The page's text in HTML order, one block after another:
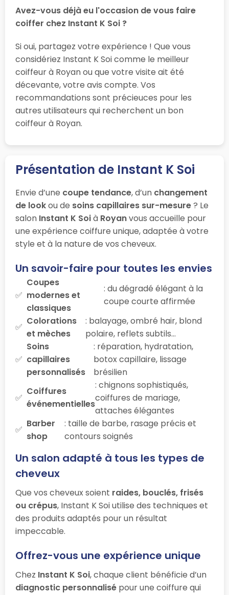
Avez-vous déjà eu l'occasion de vous faire
coiffer chez Instant K Soi ?
Si oui, partagez votre expérience ! Que vous
considériez Instant K Soi comme le meilleur
coiffeur à Royan ou que votre visite ait été
décevante, votre avis compte. Vos
recommandations sont précieuces pour les
autres utilisateurs qui recherchent un bon
coiffeur à Royan.
Présentation de Instant K Soi
Envie d’une coupe tendance, d’un changement
de lookou de soins capillaires sur-mesure? Le
salon Instant K Soià Royanvous accueille pour
une expérience coiffure unique, adaptée à votre
style et à la nature de vos cheveux.
Un savoir-faire pour toutes les envies
Coupes
modernes et
classiques
: du dégradé élégant à la
coupe courte affirmée
Colorations
et mèches
: balayage, ombré hair, blond
polaire, reflets subtils…
Soins
capillaires
personnalisés
: réparation, hydratation,
botox capillaire, lissage
brésilien
Coiffures
événementielles
: chignons sophistiqués,
coiffures de mariage,
attaches élégantes
Barber
shop
: taille de barbe, rasage précis et
contours soignés
Un salon adapté à tous les types de
cheveux
Que vos cheveux soient raides, bouclés, frisés
ou crépus, Instant K Soi utilise des techniques et
des produits adaptés pour un résultat
impeccable.
Offrez-vous une expérience unique
Chez Instant K Soi, chaque client bénéficie d’un
diagnostic personnalisé pour une coiffure qui